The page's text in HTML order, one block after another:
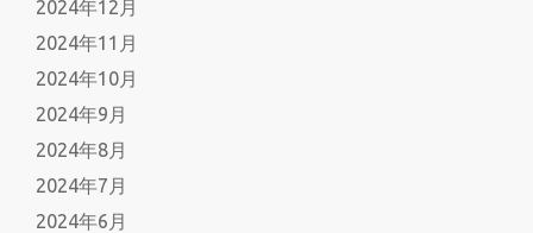
2024年12月
2024年11月
2024年10月
2024年9月
2024年8月
2024年7月
2024年6月